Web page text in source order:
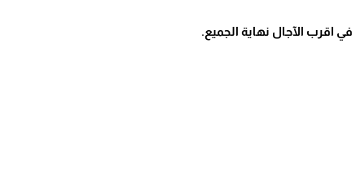
اقرب الآجال نهاية الجميع.